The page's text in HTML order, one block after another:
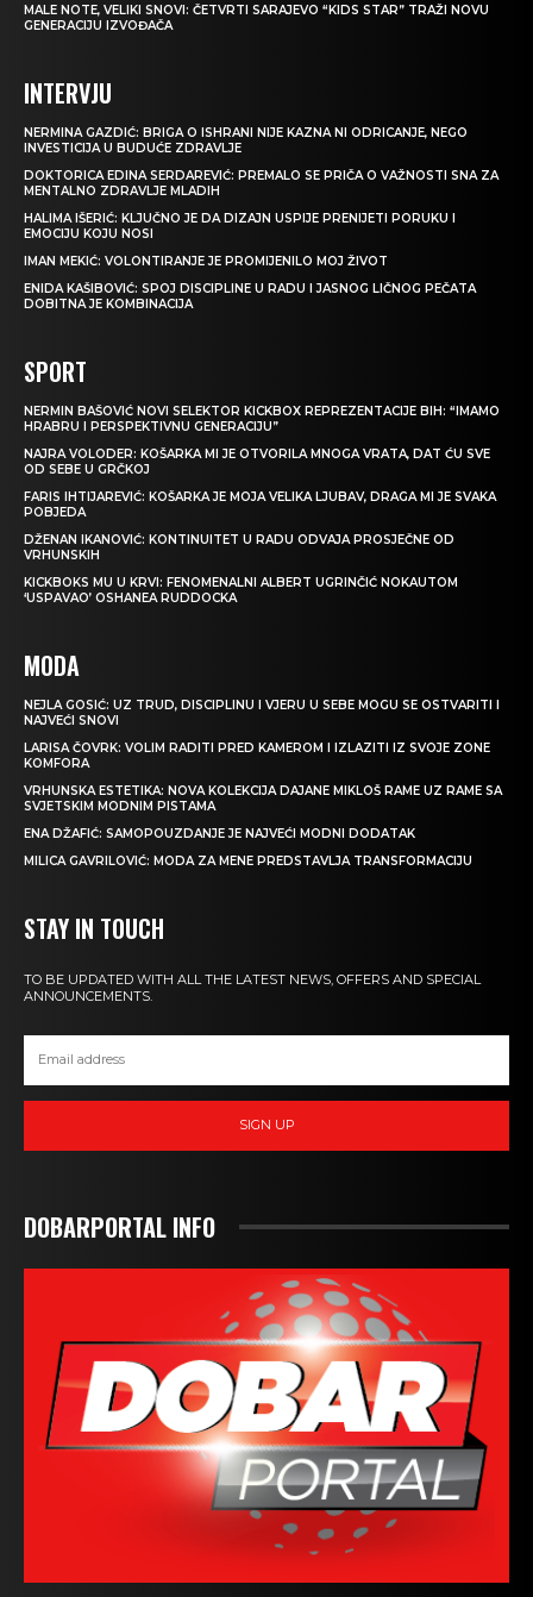
MALE NOTE, VELIKI SNOVI: ČETVRTI SARAJEVO “KIDS STAR” TRAŽI NOVU
GENERACIJU IZVOĐAČA
INTERVJU
NERMINA GAZDIĆ: BRIGA O ISHRANI NIJE KAZNA NI ODRICANJE, NEGO
INVESTICIJA U BUDUĆE ZDRAVLJE
DOKTORICA EDINA SERDAREVIĆ: PREMALO SE PRIČA O VAŽNOSTI SNA ZA
MENTALNO ZDRAVLJE MLADIH
HALIMA IŠERIĆ: KLJUČNO JE DA DIZAJN USPIJE PRENIJETI PORUKU I
EMOCIJU KOJU NOSI
IMAN MEKIĆ: VOLONTIRANJE JE PROMIJENILO MOJ ŽIVOT
ENIDA KAŠIBOVIĆ: SPOJ DISCIPLINE U RADU I JASNOG LIČNOG PEČATA
DOBITNA JE KOMBINACIJA
SPORT
NERMIN BAŠOVIĆ NOVI SELEKTOR KICKBOX REPREZENTACIJE BIH: “IMAMO
HRABRU I PERSPEKTIVNU GENERACIJU”
NAJRA VOLODER: KOŠARKA MI JE OTVORILA MNOGA VRATA, DAT ĆU SVE
OD SEBE U GRČKOJ
FARIS IHTIJAREVIĆ: KOŠARKA JE MOJA VELIKA LJUBAV, DRAGA MI JE SVAKA
POBJEDA
DŽENAN IKANOVIĆ: KONTINUITET U RADU ODVAJA PROSJEČNE OD
VRHUNSKIH
KICKBOKS MU U KRVI: FENOMENALNI ALBERT UGRINČIĆ NOKAUTOM
‘USPAVAO’ OSHANEA RUDDOCKA
MODA
NEJLA GOSIĆ: UZ TRUD, DISCIPLINU I VJERU U SEBE MOGU SE OSTVARITI I
NAJVEĆI SNOVI
LARISA ČOVRK: VOLIM RADITI PRED KAMEROM I IZLAZITI IZ SVOJE ZONE
KOMFORA
VRHUNSKA ESTETIKA: NOVA KOLEKCIJA DAJANE MIKLOŠ RAME UZ RAME SA
SVJETSKIM MODNIM PISTAMA
ENA DŽAFIĆ: SAMOPOUZDANJE JE NAJVEĆI MODNI DODATAK
MILICA GAVRILOVIĆ: MODA ZA MENE PREDSTAVLJA TRANSFORMACIJU
STAY IN TOUCH
TO BE UPDATED WITH ALL THE LATEST NEWS, OFFERS AND SPECIAL
ANNOUNCEMENTS.
SIGN UP
DOBARPORTAL INFO